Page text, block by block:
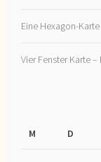
Eine Hexagon-Karte
Vier Fenster Karte
M
D